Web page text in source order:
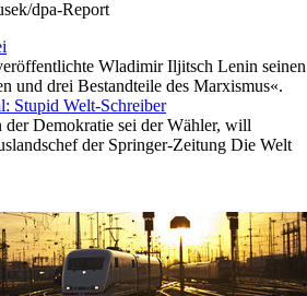
dpa-Report
Wladimir Iljitsch Lenin seinen
und drei Bestandteile des Marxismus«.
Stupid Welt-Schreiber
der Demokratie sei der Wähler, will
der Springer-Zeitung Die Welt